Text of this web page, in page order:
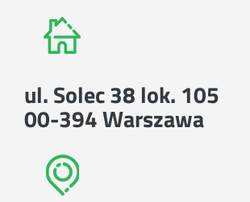
ul. Solec 38 lok. 105
00-394 Warszawa